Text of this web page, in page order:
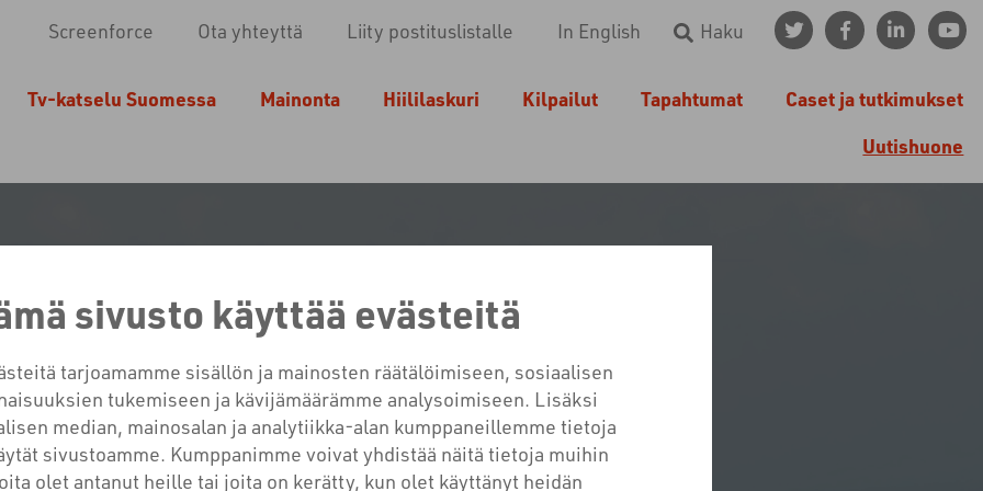
sivusto käyttää evästeitä
tarjoamamme sisällön ja mainosten räätälöimiseen, sosiaalisen
tukemiseen ja kävijämäärämme analysoimiseen. Lisäksi
median, mainosalan ja analytiikka-alan kumppaneillemme tietoja
sivustoamme. Kumppanimme voivat yhdistää näitä tietoja muihin
olet antanut heille tai joita on kerätty, kun olet käyttänyt heidän
Screenforce Ota yhteyttä Liity postituslistalle In English Haku
Tv-katselu Suomessa Mainonta Hiililaskuri Kilpailut Tapahtumat
Caset ja tutkimukset
Uutishuone
MAAILMALTA 06/2025